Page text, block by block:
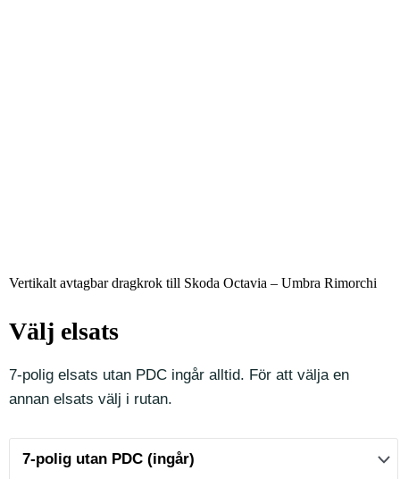
Vertikalt avtagbar dragkrok till Skoda Octavia – Umbra Rimorchi
Välj elsats
7-polig elsats utan PDC ingår alltid. För att välja en
annan elsats välj i rutan.